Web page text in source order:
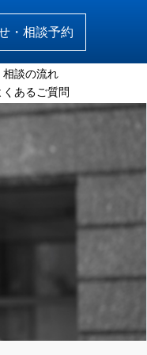
・相談予約
相談の流れ
くあるご質問